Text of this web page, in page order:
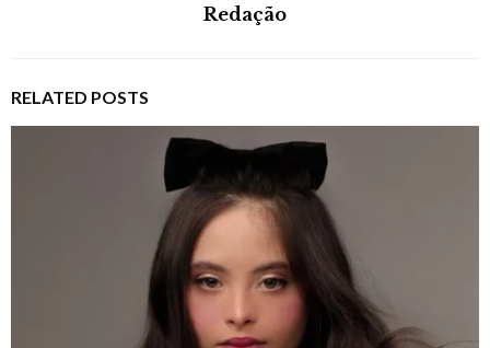
Redação
RELATED POSTS